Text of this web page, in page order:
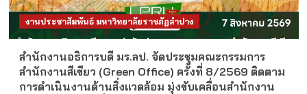
งานประชาสัมพันธ์ มหาวิทยาลัยราชภัฏลำปาง
สำนักงานอธิการบดี มร.ลป. จัดประชุมคณะกรรมการ
สำนักงานสีเขียว (Green Office) ครั้งที่ 8/2569 ติดตาม
การดำเนินงานด้านสิ่งแวดล้อม มุ่งขับเคลื่อนสำนักงาน